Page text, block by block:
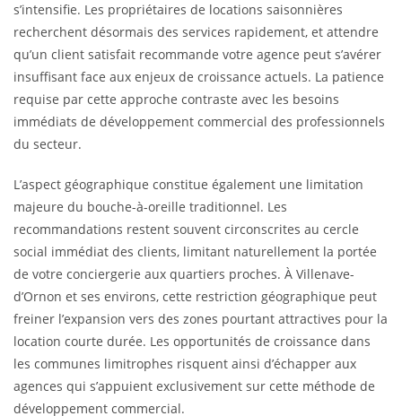
s’intensifie. Les propriétaires de locations saisonnières
recherchent désormais des services rapidement, et attendre
qu’un client satisfait recommande votre agence peut s’avérer
insuffisant face aux enjeux de croissance actuels. La patience
requise par cette approche contraste avec les besoins
immédiats de développement commercial des professionnels
du secteur.
L’aspect géographique constitue également une limitation
majeure du bouche-à-oreille traditionnel. Les
recommandations restent souvent circonscrites au cercle
social immédiat des clients, limitant naturellement la portée
de votre conciergerie aux quartiers proches. À Villenave-
d’Ornon et ses environs, cette restriction géographique peut
freiner l’expansion vers des zones pourtant attractives pour la
location courte durée. Les opportunités de croissance dans
les communes limitrophes risquent ainsi d’échapper aux
agences qui s’appuient exclusivement sur cette méthode de
développement commercial.